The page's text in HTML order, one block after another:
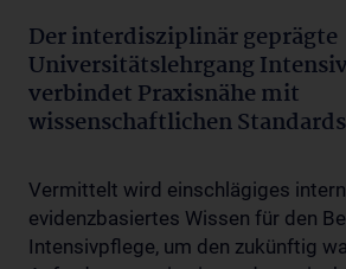
Der interdisziplinär geprägte
Universitätslehrgang
verbindet Praxisnähe mit
wissenschaftlichen
Vermittelt wird einschlägiges
evidenzbasiertes Wissen für den
Intensivpflege, um den zukünftig